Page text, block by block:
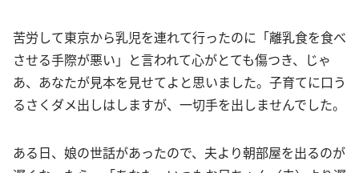
苦労して東京から乳児を連れて行ったのに「離乳食を食べ
させる手際が悪い」と言われて心がとても傷つき、じゃ
あ、あなたが見本を見せてよと思いました。子育てに口う
るさくダメ出しはしますが、一切手を出しませんでした。
ある日、娘の世話があったので、夫より朝部屋を出るのが